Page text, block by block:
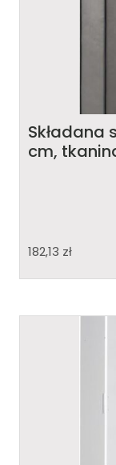
Składana
cm,
182,13 zł